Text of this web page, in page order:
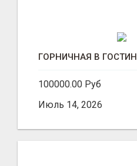
ГОРНИЧНАЯ В
100000.00 Руб
Июль 14, 2026